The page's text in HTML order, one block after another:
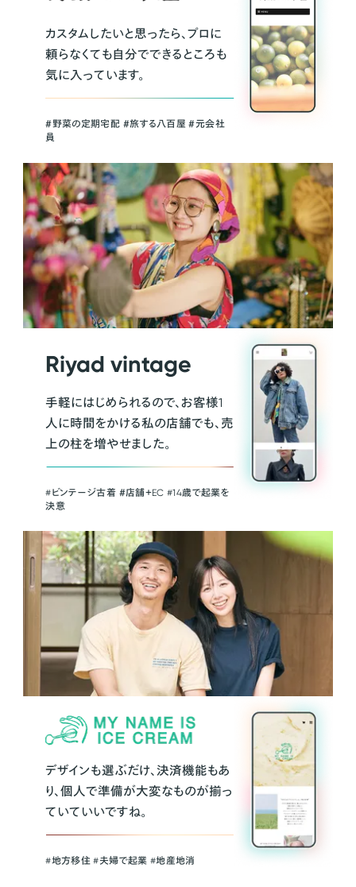
カスタムしたいと思ったら、プロに
頼らなくても自分でできるところも
気に入っています。
＃野菜の定期宅配 ＃旅する八百屋 ＃元会社
員
Riyad vintage
手軽にはじめられるので、お客様1
人に時間をかける私の店舗でも、売
上の柱を増やせました。
#ビンテージ古着 ＃店舗＋EC #14歳で起業を
決意
デザインも選ぶだけ、決済機能もあ
り、個人で準備が大変なものが揃っ
ていていいですね。
#地方移住 #夫婦で起業 #地産地消